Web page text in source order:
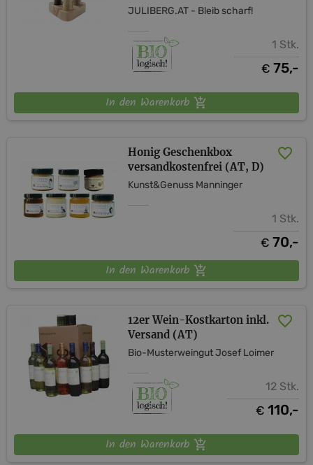
JULIBERG.AT - Bleib scharf!
1 Stk.
€ 75,-
In den Warenkorb
Honig Geschenkbox
versandkostenfrei (AT, D)
Kunst&Genuss Manninger
1 Stk.
€ 70,-
In den Warenkorb
12er Wein-Kostkarton inkl.
Versand (AT)
Bio-Musterweingut Josef Loimer
12 Stk.
€ 110,-
In den Warenkorb